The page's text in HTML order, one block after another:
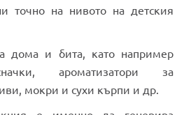
точно на нивото на детския
дома и бита, като например
ароматизатори за
мокри и сухи кърпи и др.